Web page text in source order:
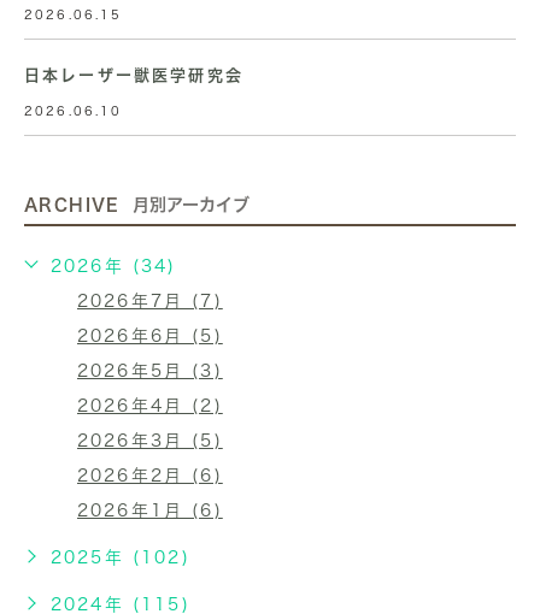
2026.06.15
日本レーザー獣医学研究会
2026.06.10
ARCHIVE 月別アーカイブ
2026年 (34)
2026年7月 (7)
2026年6月 (5)
2026年5月 (3)
2026年4月 (2)
2026年3月 (5)
2026年2月 (6)
2026年1月 (6)
2025年 (102)
2024年 (115)